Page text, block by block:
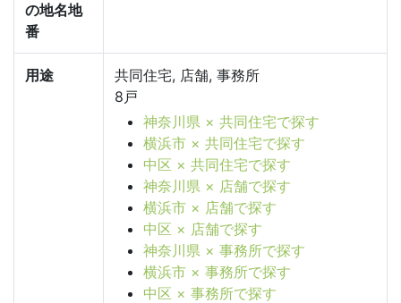
の地名地
番
用途
共同住宅, 店舗, 事務所
8戸
神奈川県 × 共同住宅で探す
横浜市 × 共同住宅で探す
中区 × 共同住宅で探す
神奈川県 × 店舗で探す
横浜市 × 店舗で探す
中区 × 店舗で探す
神奈川県 × 事務所で探す
横浜市 × 事務所で探す
中区 × 事務所で探す